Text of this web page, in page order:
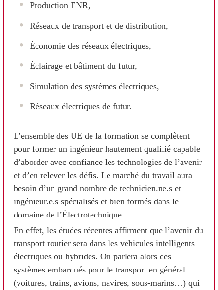
Production ENR,
Réseaux de transport et de distribution,
Économie des réseaux électriques,
Éclairage et bâtiment du futur,
Simulation des systèmes électriques,
Réseaux électriques de futur.
L’ensemble des UE de la formation se complètent
pour former un ingénieur hautement qualifié capable
d’aborder avec confiance les technologies de l’avenir
et d’en relever les défis. Le marché du travail aura
besoin d’un grand nombre de technicien.ne.s et
ingénieur.e.s spécialisés et bien formés dans le
domaine de l’Électrotechnique.
En effet, les études récentes affirment que l’avenir du
transport routier sera dans les véhicules intelligents
électriques ou hybrides. On parlera alors des
systèmes embarqués pour le transport en général
(voitures, trains, avions, navires, sous-marins…) qui